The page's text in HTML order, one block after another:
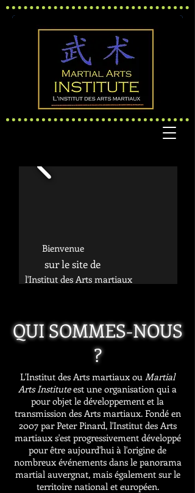
Bienvenue
sur le site de
l'Institut des Arts martiaux
QUI SOMMES-NOUS
?
L'Institut des Arts martiaux ou Martial
Arts Instituteest une organisation qui a
pour objet le développement et la
transmission des Arts martiaux. Fondé en
2007 par Peter Pinard, l'Institut des Arts
martiaux s'est progressivement développé
pour être aujourd'hui à l'origine de
nombreux événements dans le panorama
martial auvergnat, mais également sur le
territoire national et européen.